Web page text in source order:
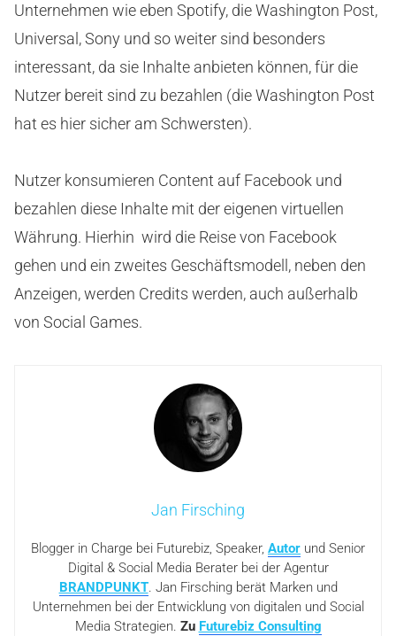
Unternehmen wie eben Spotify, die Washington Post,
Universal, Sony und so weiter sind besonders
interessant, da sie Inhalte anbieten können, für die
Nutzer bereit sind zu bezahlen (die Washington Post
hat es hier sicher am Schwersten).
Nutzer konsumieren Content auf Facebook und
bezahlen diese Inhalte mit der eigenen virtuellen
Währung. Hierhin wird die Reise von Facebook
gehen und ein zweites Geschäftsmodell, neben den
Anzeigen, werden Credits werden, auch außerhalb
von Social Games.
Jan Firsching
Blogger in Charge bei Futurebiz, Speaker, Autor und Senior
Digital & Social Media Berater bei der Agentur
BRANDPUNKT. Jan Firsching berät Marken und
Unternehmen bei der Entwicklung von digitalen und Social
Media Strategien. Zu Futurebiz Consulting